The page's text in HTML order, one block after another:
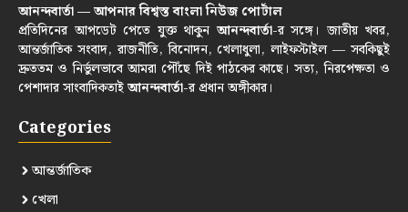
আনন্দবার্তা — আপনার বিশ্বস্ত বাংলা নিউজ পোর্টাল
প্রতিদিনের আপডেট পেতে যুক্ত থাকুনআনন্দবার্তা-র সঙ্গে। জাতীয় খবর,
আন্তর্জাতিক সংবাদ, রাজনীতি, বিনোদন, খেলাধুলা, লাইফস্টাইল — সবকিছুই
দ্রুততম ও নির্ভুলভাবে আমরা পৌঁছে দিই পাঠকের কাছে। সত্য, নিরপেক্ষতা ও
পেশাদার সাংবাদিকতাইআনন্দবার্তা-র প্রধান অঙ্গীকার।
Categories
আন্তর্জাতিক
খেলা